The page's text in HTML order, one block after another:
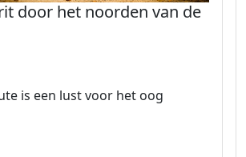
door het noorden van de
is een lust voor het oog